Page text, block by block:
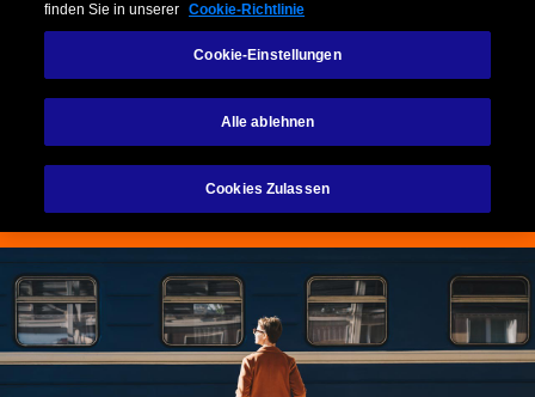
Reisen
finden Sie in unserer Cookie-Richtlinie
Cookie-Einstellungen
Alle ablehnen
Cookies Zulassen